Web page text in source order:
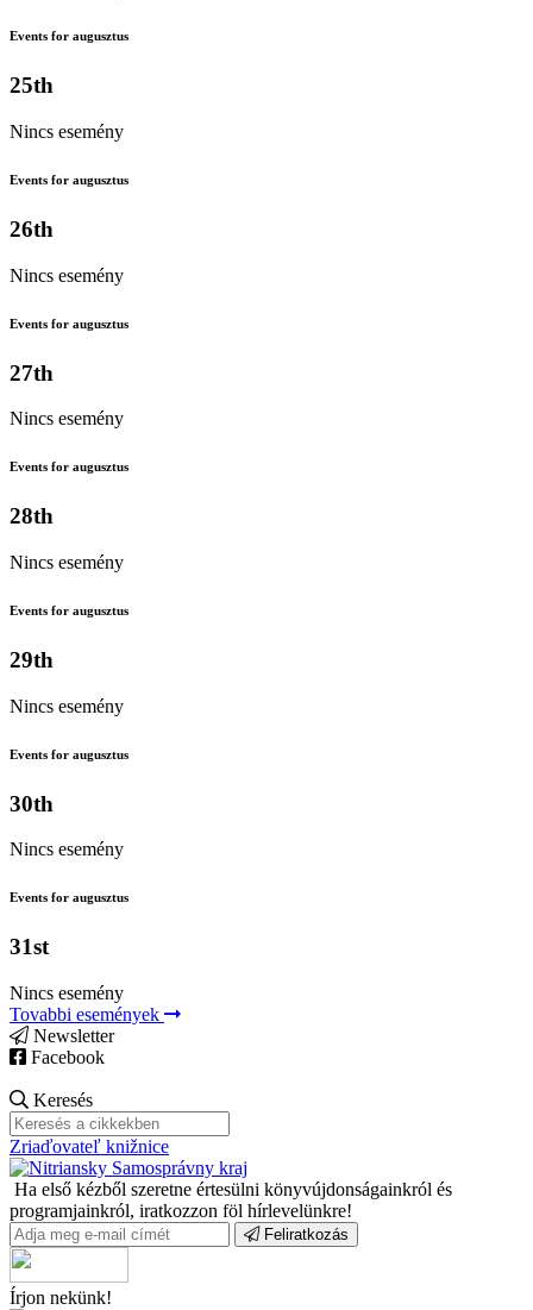
Events for augusztus
25th
Nincs esemény
Events for augusztus
26th
Nincs esemény
Events for augusztus
27th
Nincs esemény
Events for augusztus
28th
Nincs esemény
Events for augusztus
29th
Nincs esemény
Events for augusztus
30th
Nincs esemény
Events for augusztus
31st
Nincs esemény
Tovabbi események
Newsletter
Facebook
Keresés
Zriaďovateľ knižnice
Ha első kézből szeretne értesülni könyvújdonságainkról és
programjainkról, iratkozzon föl hírlevelünkre!
Feliratkozás
Írjon nekünk!